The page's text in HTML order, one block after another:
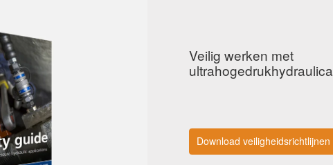
Veilig werken met
ultrahogedrukhydraulica
Download veiligheidsrichtlijnen